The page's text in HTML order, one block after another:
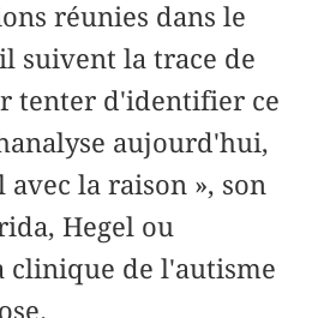
réunies dans le
suivent la trace de
tenter d'identifier ce
aujourd'hui,
avec la raison », son
Hegel ou
clinique de l'autisme